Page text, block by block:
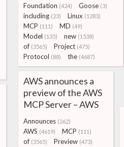
Foundation (424) Goose (3)
including (23) Linux (1283)
MCP (111) MD (49)
Model (135) new (1538)
of (3565) Project (475)
Protocol (88) the (4687)
AWS announces a
preview of the AWS
MCP Server – AWS
Announces (262)
AWS (4619) MCP (111)
of (3565) Preview (473)